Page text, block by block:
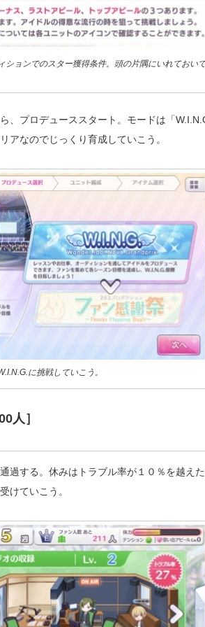
ョンでのスター獲得条件。頭の片隅にいれておい
、プロデューススタート。モードは「
アなのでじっくり育成していこう。
に挑戦していこう。
人］
過する。休みはトラブル率が１０％を越え
けていこう。